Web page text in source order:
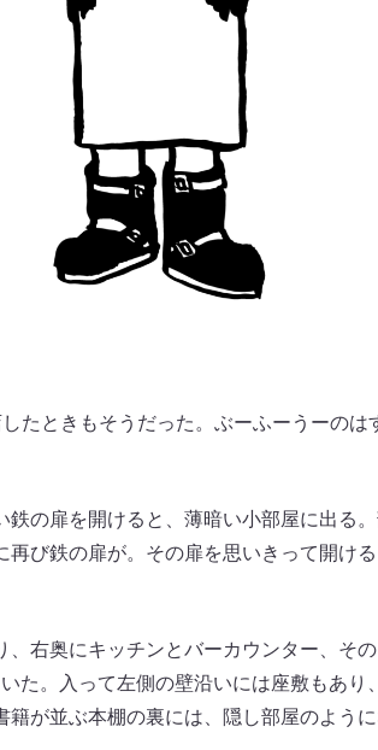
たときもそうだった。ぶーふーうーのは
の扉を開けると、薄暗い小部屋に出る
び鉄の扉が。その扉を思いきって開け
、右奥にキッチンとバーカウンター、そ
た。入って左側の壁沿いには座敷もあり
が並ぶ本棚の裏には、隠し部屋のよう